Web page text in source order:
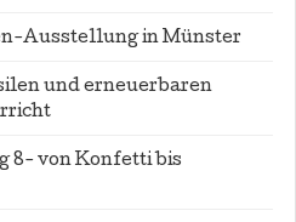
Ausstellung in Münster
und erneuerbaren
8- von Konfetti bis